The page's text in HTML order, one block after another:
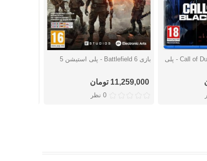
بازی Call of Duty: Black Ops 7 - پلی
دوست داشتن بازی Battlefield 6 - پلی استیشن 5
11,259,000 تومان
0 نظر